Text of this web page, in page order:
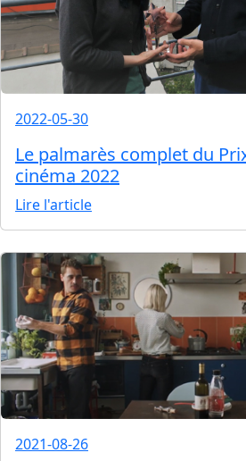
2022-05-30
Le palmarès complet du
cinéma 2022
Lire l'article
2021-08-26